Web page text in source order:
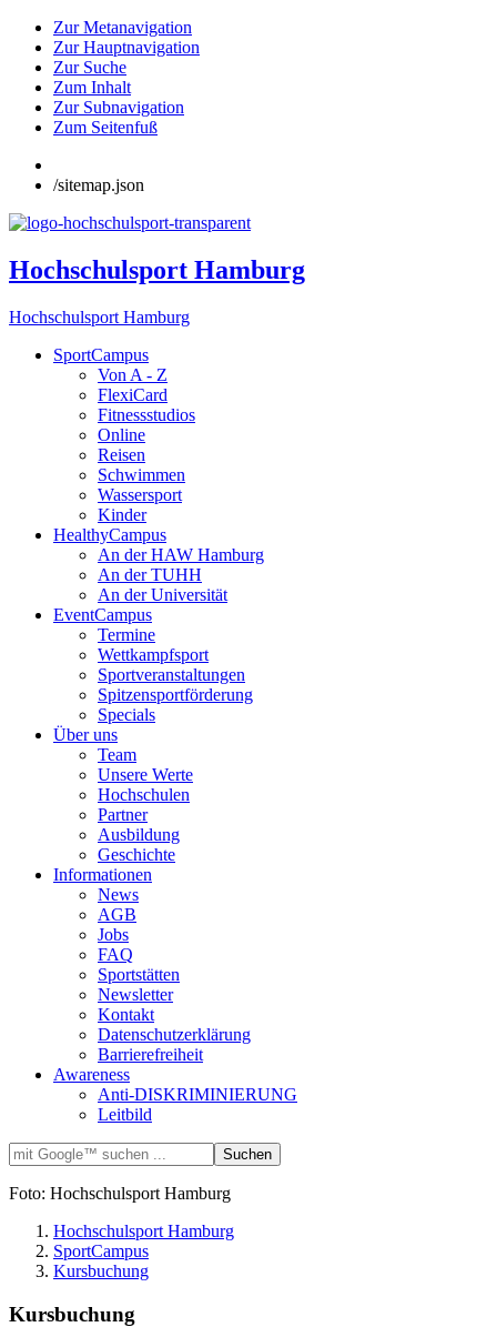
Zur Metanavigation
Zur Hauptnavigation
Zur Suche
Zum Inhalt
Zur Subnavigation
Zum Seitenfuß
/sitemap.json
Hochschulsport Hamburg
Hochschulsport Hamburg
SportCampus
Von A - Z
FlexiCard
Fitnessstudios
Online
Reisen
Schwimmen
Wassersport
Kinder
HealthyCampus
An der HAW Hamburg
An der TUHH
An der Universität
EventCampus
Termine
Wettkampfsport
Sportveranstaltungen
Spitzensportförderung
Specials
Über uns
Team
Unsere Werte
Hochschulen
Partner
Ausbildung
Geschichte
Informationen
News
AGB
Jobs
FAQ
Sportstätten
Newsletter
Kontakt
Datenschutzerklärung
Barrierefreiheit
Awareness
Anti-DISKRIMINIERUNG
Leitbild
Foto: Hochschulsport Hamburg
Hochschulsport Hamburg
SportCampus
Kursbuchung
Kursbuchung